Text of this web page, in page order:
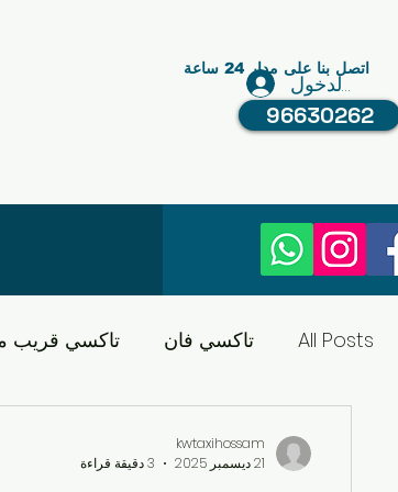
اتصل بنا على مدار 24 ساعة
96630262
تسجيل الدخول
All Posts تاكسي فان تاكسي قريب
kwtaxihossam
21 ديسمبر 2025
3 دقيقة قراءة